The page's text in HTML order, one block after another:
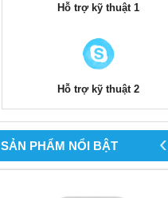
Hỗ trợ kỹ thuật 1
Hỗ trợ kỹ thuật 2
SẢN PHẨM NỔI BẬT ‹